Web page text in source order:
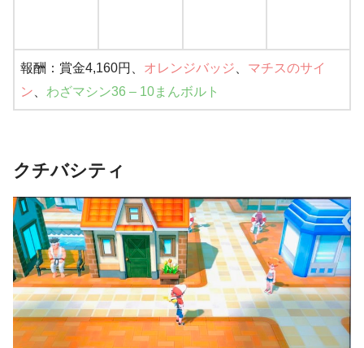
報酬：賞金4,160円、 オレンジバッジ
マチスのサイ
ン
わざマシン36 – 10まんボルト
クチバシティ